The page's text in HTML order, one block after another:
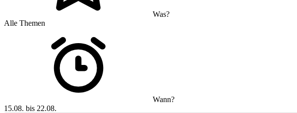
Was?
Alle Themen
Wann?
15.08. bis 22.08.